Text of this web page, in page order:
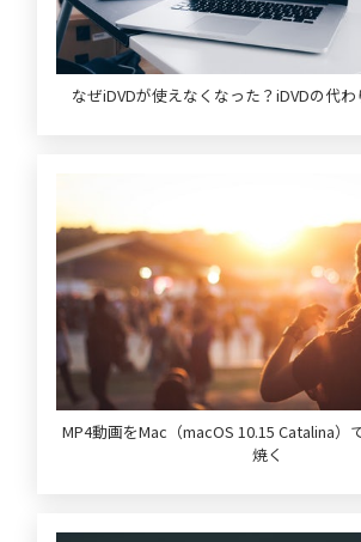
なぜiDVDが使えなくなった？iDVDの代わ
MP4動画をMac（macOS 10.15 Catalina）
焼く